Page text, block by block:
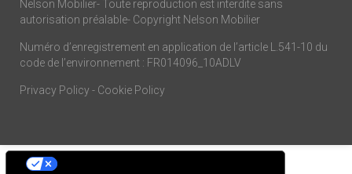
Nelson Mobilier- Toute reproduction est interdite sans
autorisation préalable- Copyright Nelson Mobilier
Numéro d’enregistrement en application de l’article L.541-10 du
code de l’environnement : FR014096_10ADLV
Privacy Policy- Cookie Policy